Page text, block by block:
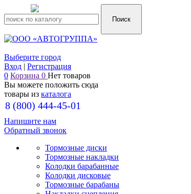
Выберите город
Вход | Регистрация
0 Корзина 0 Нет товаров
Вы можете положить сюда
товары из каталога
8 (800) 444-45-01
+7 (917) 857-00-16
+7 (962) 573-06-64
Напишите нам
Обратный звонок
Тормозные диски
Тормозные накладки
Колодки барабанные
Колодки дисковые
Тормозные барабаны